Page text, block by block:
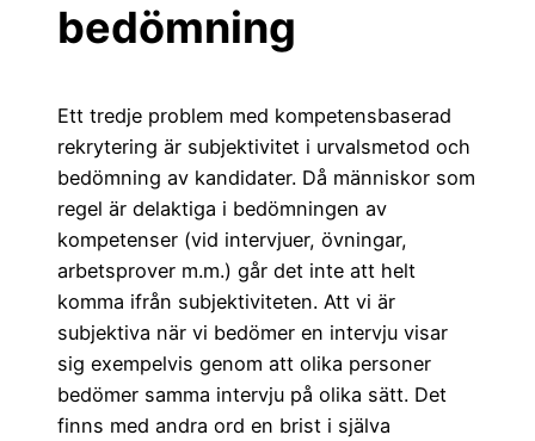
bedömning
Ett tredje problem med kompetensbaserad
rekrytering är subjektivitet i urvalsmetod och
bedömning av kandidater. Då människor som
regel är delaktiga i bedömningen av
kompetenser (vid intervjuer, övningar,
arbetsprover m.m.) går det inte att helt
komma ifrån subjektiviteten. Att vi är
subjektiva när vi bedömer en intervju visar
sig exempelvis genom att olika personer
bedömer samma intervju på olika sätt. Det
finns med andra ord en brist i själva